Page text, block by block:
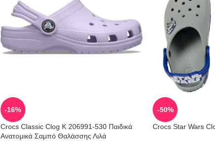
-16%
Crocs Classic Clog K 206991-530 Παιδικά
Ανατομικά Σαμπό Θαλάσσης Λιλά
-50%
Crocs Star Wars